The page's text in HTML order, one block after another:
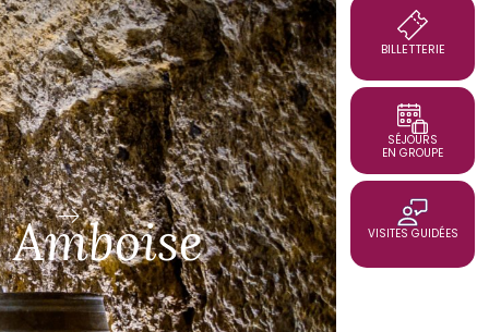
BILLETTERIE
SÉJOURS
EN GROUPE
VISITES GUIDÉES